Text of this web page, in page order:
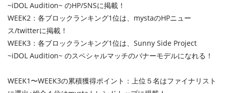
~iDOL Audition~ のHP/SNSに掲載！
WEEK2：各ブロックランキング1位は、mystaのHPニュー
ス/twitterに掲載！
WEEK3：各ブロックランキング1位は、Sunny Side Project
~iDOL Audition~ のスペシャルマッチのバナーモデルになれる！
WEEK1〜WEEK3の累積獲得ポイント：上位５名はファイナリスト